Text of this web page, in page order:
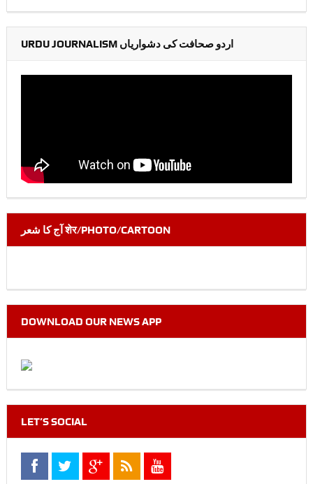
URDU JOURNALISM اردو صحافت کی دشواریاں
آج کا شعر शेर/PHOTO/CARTOON
DOWNLOAD OUR NEWS APP
LET’S SOCIAL